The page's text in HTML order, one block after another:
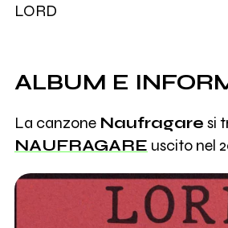
LORD
ALBUM E
La canzone Naufragare si
NAUFRAGARE uscito nel